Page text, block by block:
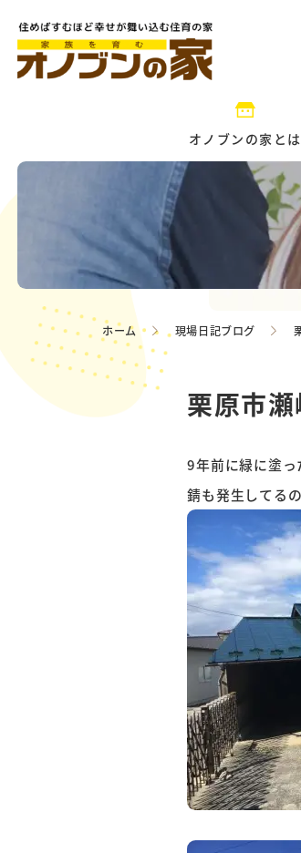
オノブンの家とは
ホーム 現場日記ブログ
栗原市
9年前に緑に塗っ
錆も発生してる